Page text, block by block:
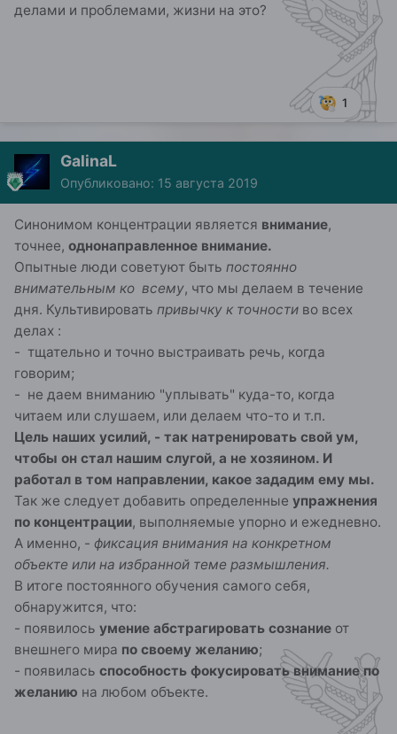
делами и проблемами, жизни на это?
1
GalinaL
Опубликовано: 15 августа 2019
Синонимом концентрации является внимание,
точнее, однонаправленное внимание.
Опытные люди советуют быть постоянно
внимательным ко всему, что мы делаем в течение
дня. Культивировать привычку к точности во всех
делах :
- тщательно и точно выстраивать речь, когда
говорим;
- не даем вниманию "уплывать" куда-то, когда
читаем или слушаем, или делаем что-то и т.п.
Цель наших усилий, - так натренировать свой ум,
чтобы он стал нашим слугой, а не хозяином. И
работал в том направлении, какое зададим ему мы.
Так же следует добавить определенные упражнения
по концентрации, выполняемые упорно и ежедневно.
А именно, - фиксация внимания на конкретном
объекте или на избранной теме размышления.
В итоге постоянного обучения самого себя,
обнаружится, что:
- появилось умение абстрагировать сознание от
внешнего мира по своему желанию;
- появилась способность фокусировать внимание по
желанию на любом объекте.